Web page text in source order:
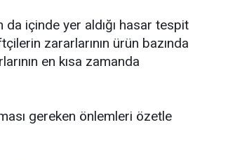
da içinde yer aldığı hasar tespit
zararlarının ürün bazında
en kısa zamanda
gereken önlemleri özetle